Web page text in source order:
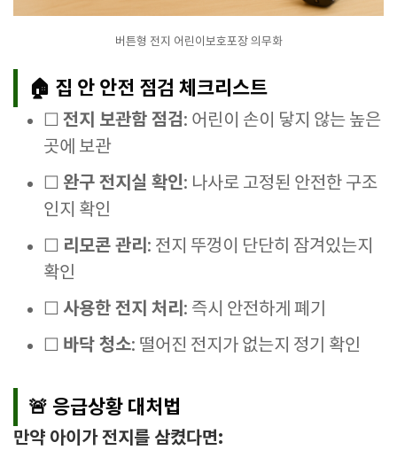
버튼형 전지 어린이보호포장 의무화
🏠 집 안 안전 점검 체크리스트
☐ 전지 보관함 점검: 어린이 손이 닿지 않는 높은
곳에 보관
☐ 완구 전지실 확인: 나사로 고정된 안전한 구조
인지 확인
☐ 리모콘 관리 : 전지 뚜껑이 단단히 잠겨있는지
확인
☐ 사용한 전지 처리 : 즉시 안전하게 폐기
☐ 바닥 청소: 떨어진 전지가 없는지 정기 확인
🚨 응급상황 대처법
만약 아이가 전지를 삼켰다면: